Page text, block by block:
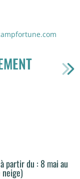
partir du : 8 mai au